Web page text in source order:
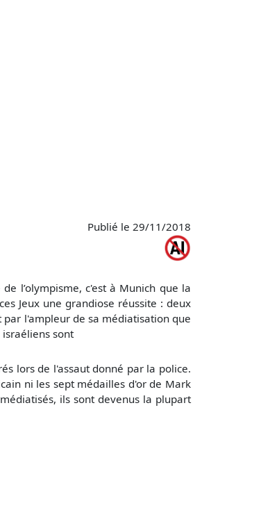
Publié le 29/11/2018
l’olympisme, c'est à Munich que la
Jeux une grandiose réussite : deux
l'ampleur de sa médiatisation que
sont
lors de l'assaut donné par la police.
ni les sept médailles d'or de Mark
ils sont devenus la plupart